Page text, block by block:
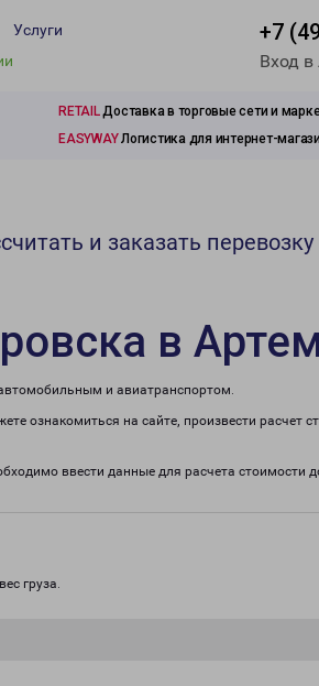
Услуги
+7
Вход
RETAILДоставка в торговые сети и
EASYWAYЛогистика для интернет-
и заказать перевозку
в
и авиатранспортом.
ознакомиться на сайте, произвести расчет
ввести данные для расчета стоимости
груза.